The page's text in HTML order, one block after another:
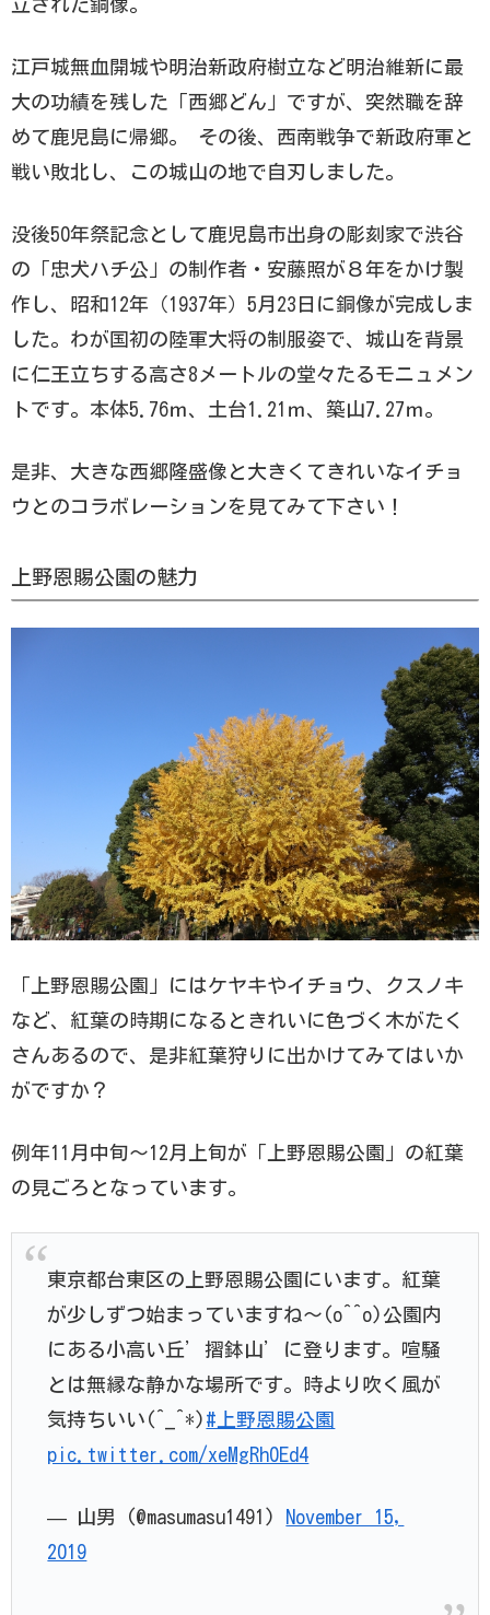
立された銅像。
江戸城無血開城や明治新政府樹立など明治維新に最
大の功績を残した「西郷どん」ですが、突然職を辞
めて鹿児島に帰郷。 その後、西南戦争で新政府軍と
戦い敗北し、この城山の地で自刃しました。
没後50年祭記念として鹿児島市出身の彫刻家で渋谷
の「忠犬ハチ公」の制作者・安藤照が８年をかけ製
作し、昭和12年（1937年）5月23日に銅像が完成しま
した。わが国初の陸軍大将の制服姿で、城山を背景
に仁王立ちする高さ8メートルの堂々たるモニュメン
トです。本体5.76ｍ、土台1.21ｍ、築山7.27ｍ。
是非、大きな西郷隆盛像と大きくてきれいなイチョ
ウとのコラボレーションを見てみて下さい！
上野恩賜公園の魅力
「上野恩賜公園」にはケヤキやイチョウ、クスノキ
など、紅葉の時期になるときれいに色づく木がたく
さんあるので、是非紅葉狩りに出かけてみてはいか
がですか？
例年11月中旬～12月上旬が「上野恩賜公園」の紅葉
の見ごろとなっています。
東京都台東区の上野恩賜公園にいます。紅葉
が少しずつ始まっていますね〜(o^^o)公園内
にある小高い丘’摺鉢山’に登ります。喧騒
とは無縁な静かな場所です。時より吹く風が
気持ちいい(^_^*) #上野恩賜公園
pic.twitter.com/xeMgRh0Ed4
— 山男 (@masumasu1491) November 15,
2019